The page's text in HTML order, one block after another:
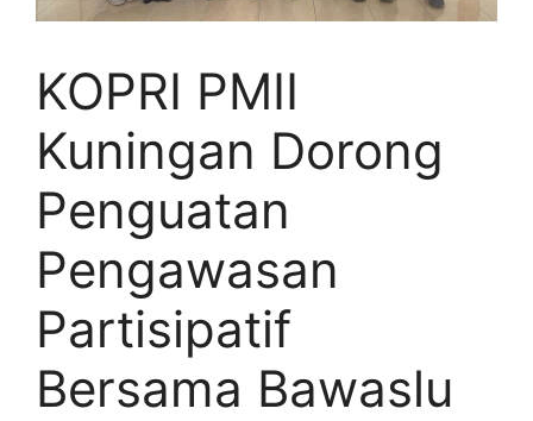
KOPRI PMII
Kuningan Dorong
Penguatan
Pengawasan
Partisipatif
Bersama Bawaslu